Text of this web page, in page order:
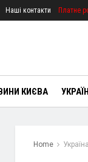
Наші контакти Платне
КИЄВА
Home Україна